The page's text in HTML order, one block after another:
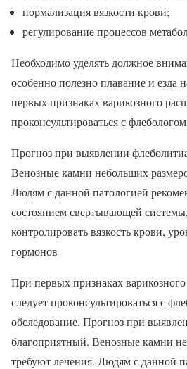
нормализация вязкости крови;
регулирование процессов
Необходимо уделять должное
особенно полезно плавание и езда
первых признаках варикозного
проконсультироваться с
Прогноз при выявлении
Венозные камни небольших
Людям с данной патологией
состоянием свертывающей
контролировать вязкость крови,
гормонов
При первых признаках
следует проконсультироваться с
обследование. Прогноз при
благоприятный. Венозные камни
требуют лечения. Людям с данной